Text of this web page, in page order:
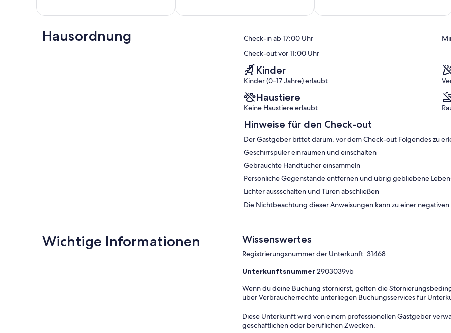
Außergewöhnlich,
Bewertungen)
Außergewöhnlich,
Außergewöhnlich,
Hausordnung Check-in ab 17:00 Uhr
Check-out vor 11:00 Uhr
Kinder
Kinder (0–17 Jahre) erlaubt
Haustiere
Keine Haustiere erlaubt
Hinweise für den Check-out
Der Gastgeber bittet darum, vor dem Check-out Folgendes zu
Geschirrspüler einräumen und einschalten
Gebrauchte Handtücher einsammeln
Persönliche Gegenstände entfernen und übrig gebliebene
Lichter aussschalten und Türen abschließen
Die Nichtbeachtung dieser Anweisungen kann zu einer
Wichtige Informationen Wissenswertes
Registrierungsnummer der Unterkunft: 31468
Unterkunftsnummer2903039vb
Wenn du deine Buchung stornierst, gelten die
über Verbraucherrechte unterliegen Buchungsservices für
Diese Unterkunft wird von einem professionellen Gastgeber
geschäftlichen oder beruflichen Zwecken.